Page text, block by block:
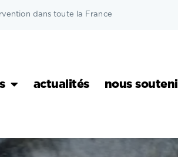
dans toute la France
actualités nous